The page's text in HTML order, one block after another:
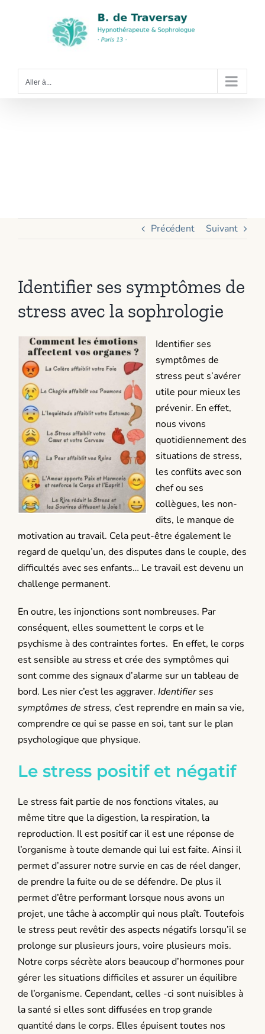
Aller à...
Précédent Suivant
Identifier ses symptômes de
stress avec la sophrologie
Identifier ses
symptômes de
stress peut s’avérer
utile pour mieux les
prévenir. En effet,
nous vivons
quotidiennement des
situations de stress,
les conflits avec son
chef ou ses
collègues, les non-
dits, le manque de
motivation au travail. Cela peut-être également le
regard de quelqu’un, des disputes dans le couple, des
difficultés avec ses enfants… Le travail est devenu un
challenge permanent.
En outre, les injonctions sont nombreuses. Par
conséquent, elles soumettent le corps et le
psychisme à des contraintes fortes. En effet, le corps
est sensible au stress et crée des symptômes qui
sont comme des signaux d’alarme sur un tableau de
bord. Les nier c’est les aggraver. Identifierses
symptômes de stress, c’est reprendre en main sa vie,
comprendre ce qui se passe en soi, tant sur le plan
psychologique que physique.
Le stress positif et négatif
Le stress fait partie de nos fonctions vitales, au
même titre que la digestion, la respiration, la
reproduction. Il est positif car il est une réponse de
l’organisme à toute demande qui lui est faite. Ainsi il
permet d’assurer notre survie en cas de réel danger,
de prendre la fuite ou de se défendre. De plus il
permet d’être performant lorsque nous avons un
projet, une tâche à accomplir qui nous plaît. Toutefois
le stress peut revêtir des aspects négatifs lorsqu’il se
prolonge sur plusieurs jours, voire plusieurs mois.
Notre corps sécrète alors beaucoup d’hormones pour
gérer les situations difficiles et assurer un équilibre
de l’organisme. Cependant, celles -ci sont nuisibles à
la santé si elles sont diffusées en trop grande
quantité dans le corps. Elles épuisent toutes nos